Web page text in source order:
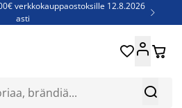
verkkokauppaostoksille 12.8.2026
asti

- Säästä jopa 60% 
 